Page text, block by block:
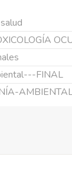
FINAL